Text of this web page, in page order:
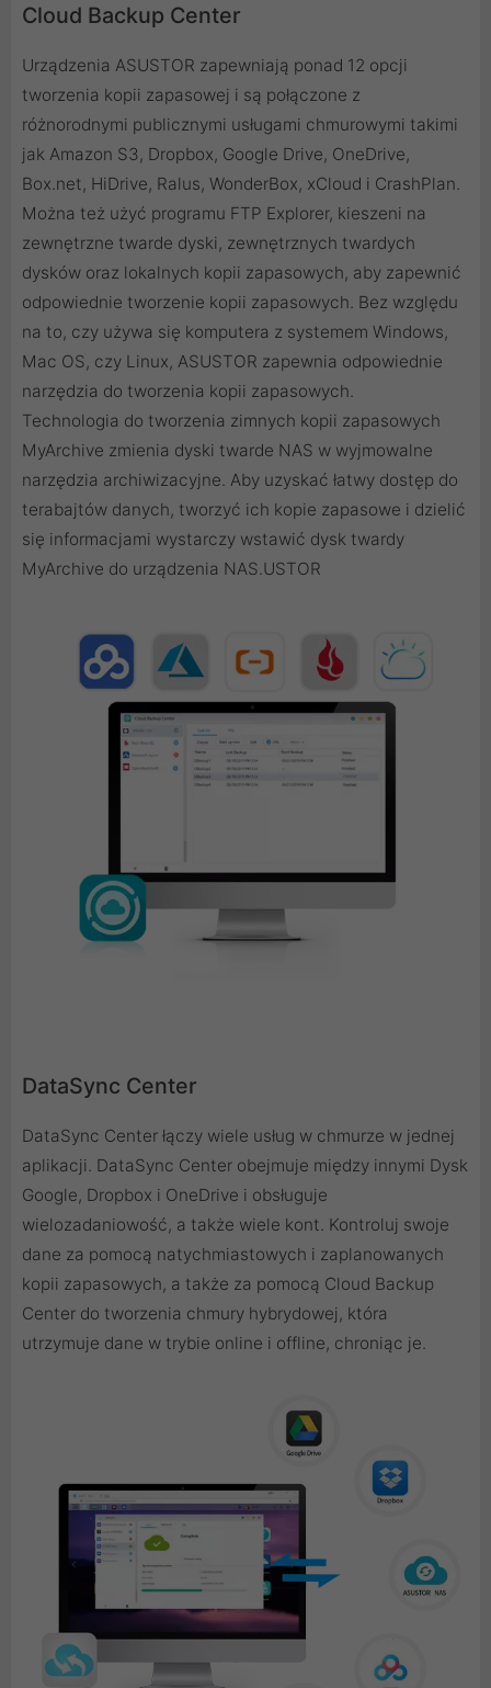
Cloud Backup Center
Urządzenia ASUSTOR zapewniają ponad 12 opcji
tworzenia kopii zapasowej i są połączone z
różnorodnymi publicznymi usługami chmurowymi takimi
jak Amazon S3, Dropbox, Google Drive, OneDrive,
Box.net, HiDrive, Ralus, WonderBox, xCloud i CrashPlan.
Można też użyć programu FTP Explorer, kieszeni na
zewnętrzne twarde dyski, zewnętrznych twardych
dysków oraz lokalnych kopii zapasowych, aby zapewnić
odpowiednie tworzenie kopii zapasowych. Bez względu
na to, czy używa się komputera z systemem Windows,
Mac OS, czy Linux, ASUSTOR zapewnia odpowiednie
narzędzia do tworzenia kopii zapasowych.
Technologia do tworzenia zimnych kopii zapasowych
MyArchive zmienia dyski twarde NAS w wyjmowalne
narzędzia archiwizacyjne. Aby uzyskać łatwy dostęp do
terabajtów danych, tworzyć ich kopie zapasowe i dzielić
się informacjami wystarczy wstawić dysk twardy
MyArchive do urządzenia NAS.USTOR
DataSync Center
DataSync Center łączy wiele usług w chmurze w jednej
aplikacji. DataSync Center obejmuje między innymi Dysk
Google, Dropbox i OneDrive i obsługuje
wielozadaniowość, a także wiele kont. Kontroluj swoje
dane za pomocą natychmiastowych i zaplanowanych
kopii zapasowych, a także za pomocą Cloud Backup
Center do tworzenia chmury hybrydowej, która
utrzymuje dane w trybie online i offline, chroniąc je.